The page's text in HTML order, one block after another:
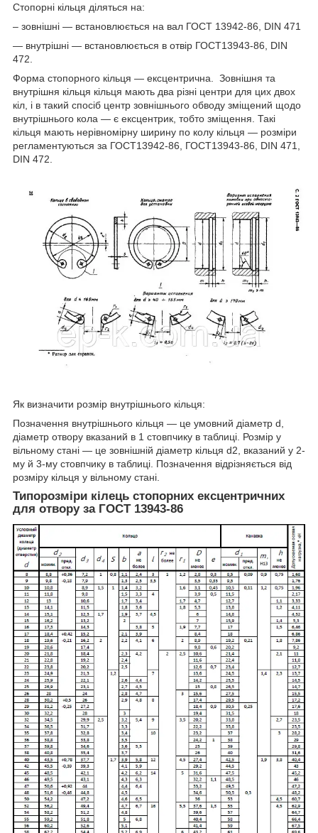
Стопорні кільця діляться на:
– зовнішні — встановлюється на вал ГОСТ 13942-86, DIN 471
— внутрішні — встановлюється в отвір ГОСТ13943-86, DIN
472.
Форма стопорного кільця — ексцентрична. Зовнішня та
внутрішня кільця кільця мають два різні центри для цих двох
кіл, і в такий спосіб центр зовнішнього обводу зміщений щодо
внутрішнього кола — є ексцентрик, тобто зміщення. Такі
кільця мають нерівномірну ширину по колу кільця — розміри
регламентуються за ГОСТ13942-86, ГОСТ13943-86, DIN 471,
DIN 472.
Як визначити розмір внутрішнього кільця:
Позначення внутрішнього кільця — це умовний діаметр d,
діаметр отвору вказаний в 1 стовпчику в таблиці. Розмір у
вільному стані — це зовнішній діаметр кільця d2, вказаний у 2-
му й 3-му стовпчику в таблиці. Позначення відрізняється від
розміру кільця у вільному стані.
Типорозміри кілець стопорних ексцентричних
для отвору за ГОСТ 13943-86